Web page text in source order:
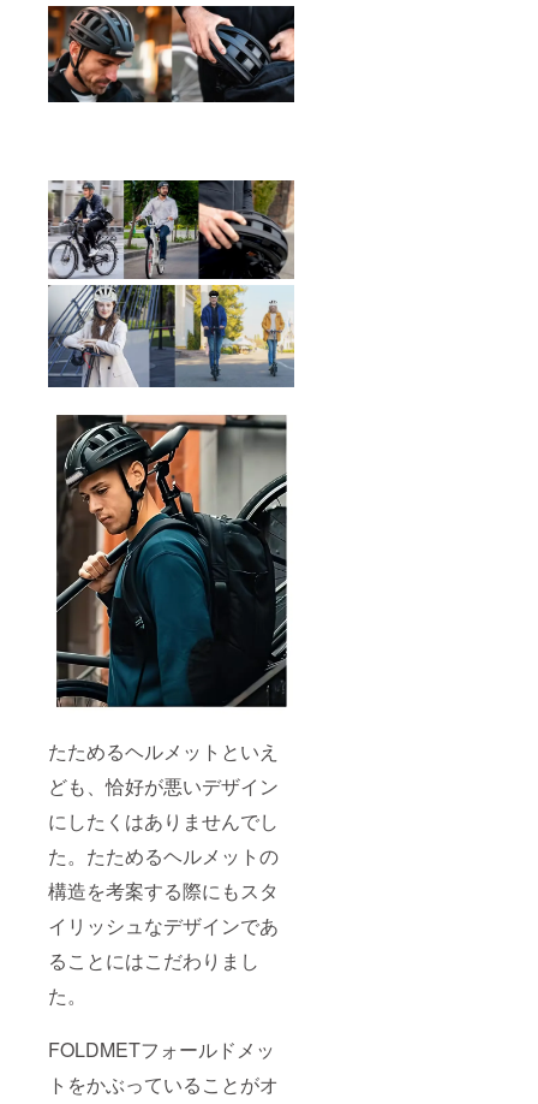
たためるヘルメットといえ
ども、恰好が悪いデザイン
にしたくはありませんでし
た。たためるヘルメットの
構造を考案する際にもスタ
イリッシュなデザインであ
ることにはこだわりまし
た。
FOLDMETフォールドメッ
トをかぶっていることがオ